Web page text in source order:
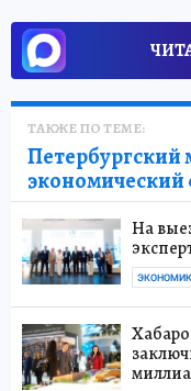
ТАКЖЕ ПО ТЕМЕ:
На